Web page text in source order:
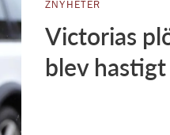
ZNYHETER
Victorias
blev